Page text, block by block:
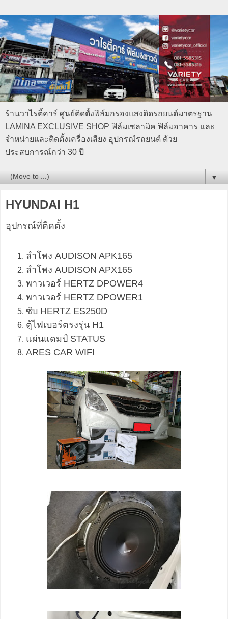
ร้านวาไรตี้คาร์ ศูนย์ติดตั้งฟิล์มกรองแสงติดรถยนต์มาตรฐาน
LAMINA EXCLUSIVE SHOP ฟิล์มเซลามิค ฟิล์มอาคาร และ
จำหน่ายและติดตั้งเครื่องเสียง อุปกรณ์รถยนต์ ด้วย
ประสบการณ์กว่า 30 ปี
▼
HYUNDAI H1
อุปกรณ์ที่ติดตั้ง
ลำโพง AUDISON APK165
ลำโพง AUDISON APX165
พาวเวอร์ HERTZ DPOWER4
พาวเวอร์ HERTZ DPOWER1
ซับ HERTZ ES250D
ตู้ไฟเบอร์ตรงรุ่น H1
แผ่นแดมป์ STATUS
ARES CAR WIFI